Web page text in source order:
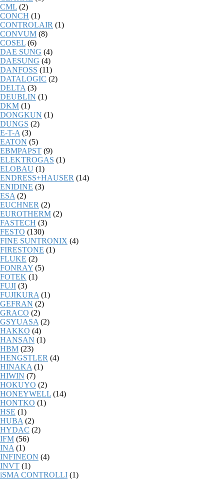
CML (2)
CONCH (1)
CONTROLAIR (1)
CONVUM (8)
COSEL (6)
DAE SUNG (4)
DAESUNG (4)
DANFOSS (11)
DATALOGIC (2)
DELTA (3)
DEUBLIN (1)
DKM (1)
DONGKUN (1)
DUNGS (2)
E-T-A (3)
EATON (5)
EBMPAPST (9)
ELEKTROGAS (1)
ELOBAU (1)
ENDRESS+HAUSER (14)
ENIDINE (3)
ESA (2)
EUCHNER (2)
EUROTHERM (2)
FASTECH (3)
FESTO (130)
FINE SUNTRONIX (4)
FIRESTONE (1)
FLUKE (2)
FONRAY (5)
FOTEK (1)
FUJI (3)
FUJIKURA (1)
GEFRAN (2)
GRACO (2)
GSYUASA (2)
HAKKO (4)
HANSAN (1)
HBM (23)
HENGSTLER (4)
HINAKA (1)
HIWIN (7)
HOKUYO (2)
HONEYWELL (14)
HONTKO (1)
HSE (1)
HUBA (2)
HYDAC (2)
IFM (56)
INA (1)
INFINEON (4)
INVT (1)
iSMA CONTROLLI (1)